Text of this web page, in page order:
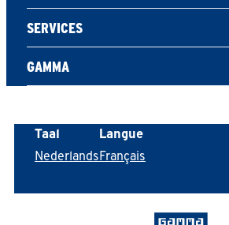
SERVICES
GAMMA
Taal
Nederlands
Langue
Français